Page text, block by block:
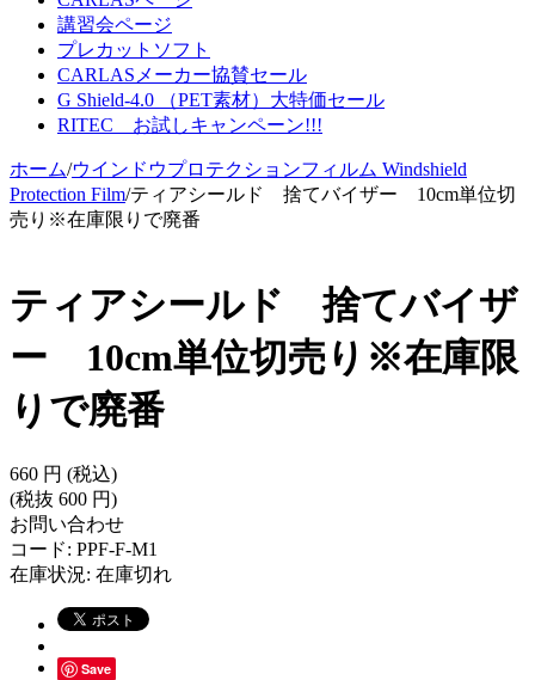
講習会ページ
プレカットソフト
CARLASメーカー協賛セール
G Shield-4.0 （PET素材）大特価セール
RITEC お試しキャンペーン!!!
ホーム/ウインドウプロテクションフィルム Windshield
Protection Film/ティアシールド 捨てバイザー 10cm単位切
売り※在庫限りで廃番
ティアシールド 捨てバイザ
ー 10cm単位切売り※在庫限
りで廃番
660 円 (税込)
(税抜 600 円)
お問い合わせ
コード: PPF-F-M1
在庫状況: 在庫切れ
Save